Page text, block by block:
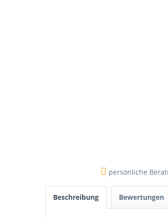
persönliche
Beschreibung Bewertungen